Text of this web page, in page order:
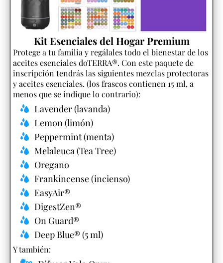
Kit Esenciales del Hogar Premium
Protege a tu familia y regálales todo el bienestar de los
aceites esenciales doTERRA®. Con este paquete de
inscripción tendrás las siguientes mezclas protectoras
y aceites esenciales. (los frascos contienen 15 ml, a
menos que se indique lo contrario):
Lavender (lavanda)
Lemon (limón)
Peppermint (menta)
Melaleuca (Tea Tree)
Oregano
Frankincense (incienso)
EasyAir®
DigestZen®
On Guard®
Deep Blue® (5 ml)
Y también:​